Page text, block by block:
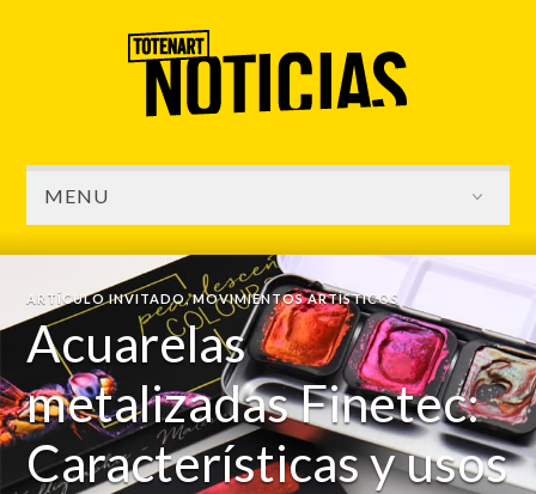
MENU
ARTÍCULO INVITADO,MOVIMIENTOS ARTÍSTICOS
Acuarelas
metalizadas Finetec:
Características y usos